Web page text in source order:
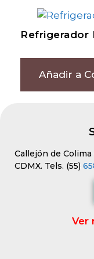
Refrigerador
Añadir a
Callejón de
CDMX. Tels. (55)
Ver